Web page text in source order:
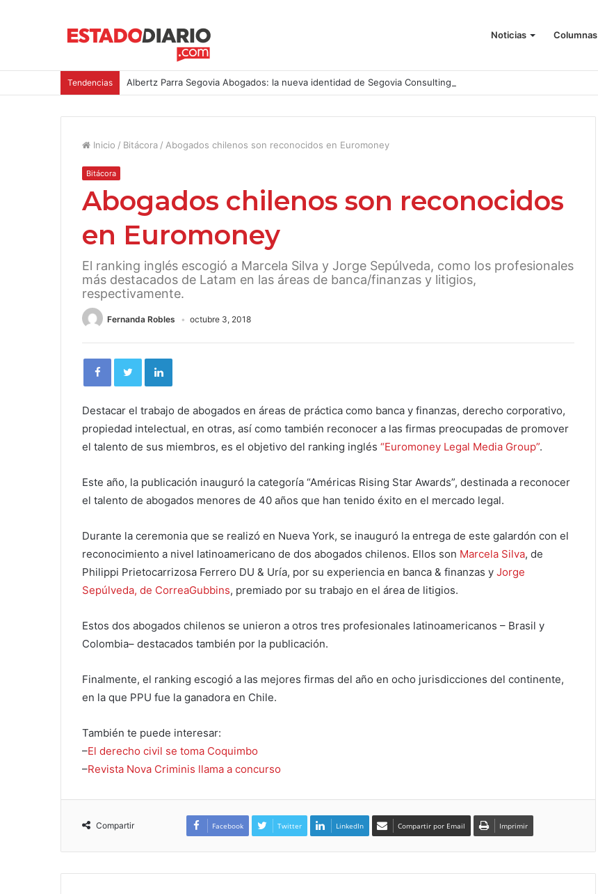
Noticias Columnas
Tendencias Albertz Parra Segovia Abogados: la nueva identidad de Segovia Consulting
Inicio / Bitácora / Abogados chilenos son reconocidos en Euromoney
Bitácora
Abogados chilenos son reconocidos
en Euromoney
El ranking inglés escogió a Marcela Silva y Jorge Sepúlveda, como los profesionales
más destacados de Latam en las áreas de banca/finanzas y litigios,
respectivamente.
Fernanda Robles octubre 3, 2018
Destacar el trabajo de abogados en áreas de práctica como banca y finanzas, derecho corporativo,
propiedad intelectual, en otras, así como también reconocer a las firmas preocupadas de promover
el talento de sus miembros, es el objetivo del ranking inglés “Euromoney Legal Media Group”.
Este año, la publicación inauguró la categoría “Américas Rising Star Awards”, destinada a reconocer
el talento de abogados menores de 40 años que han tenido éxito en el mercado legal.
Durante la ceremonia que se realizó en Nueva York, se inauguró la entrega de este galardón con el
reconocimiento a nivel latinoamericano de dos abogados chilenos. Ellos son Marcela Silva, de
Philippi Prietocarrizosa Ferrero DU & Uría, por su experiencia en banca & finanzas y Jorge
Sepúlveda, de CorreaGubbins, premiado por su trabajo en el área de litigios.
Estos dos abogados chilenos se unieron a otros tres profesionales latinoamericanos – Brasil y
Colombia– destacados también por la publicación.
Finalmente, el ranking escogió a las mejores firmas del año en ocho jurisdicciones del continente,
en la que PPU fue la ganadora en Chile.
También te puede interesar:
–El derecho civil se toma Coquimbo
–Revista Nova Criminis llama a concurso
Compartir Facebook Twitter LinkedIn Compartir por Email Imprimir